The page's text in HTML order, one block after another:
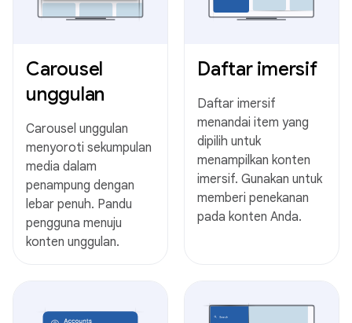
Carousel
unggulan
Carousel unggulan
menyoroti sekumpulan
media dalam
penampung dengan
lebar penuh. Pandu
pengguna menuju
konten unggulan.
Daftar imersif
Daftar imersif
menandai item yang
dipilih untuk
menampilkan konten
imersif. Gunakan untuk
memberi penekanan
pada konten Anda.